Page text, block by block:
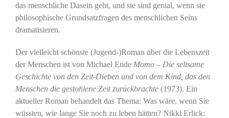
das menschliche Dasein geht, und sie sind genial, wenn sie
philosophische Grundsatzfragen des menschlichen Seins
dramatisieren.
Der vielleicht schönste (Jugend-)Roman über die Lebenszeit
der Menschen ist von Michael Ende Momo – Die seltsame
Geschichte von den Zeit-Dieben und von dem Kind, das den
Menschen die gestohlene Zeit zurückbrachte(1973). Ein
aktueller Roman behandelt das Thema: Was wäre, wenn Sie
wüssten, wie lange Sie noch zu leben hätten? Nikki Erlick: